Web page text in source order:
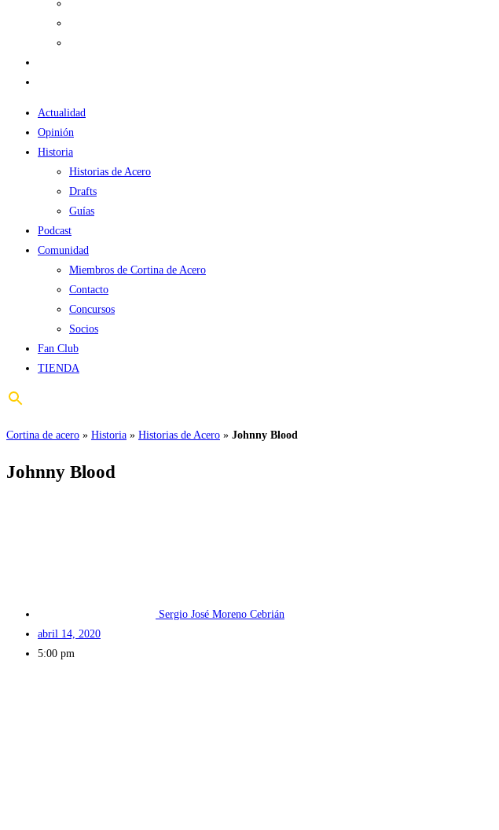
Actualidad
Opinión
Historia
Historias de Acero
Drafts
Guías
Podcast
Comunidad
Miembros de Cortina de Acero
Contacto
Concursos
Socios
Fan Club
TIENDA
Cortina de acero » Historia » Historias de Acero » Johnny Blood
Johnny Blood
Sergio José Moreno Cebrián
abril 14, 2020
5:00 pm